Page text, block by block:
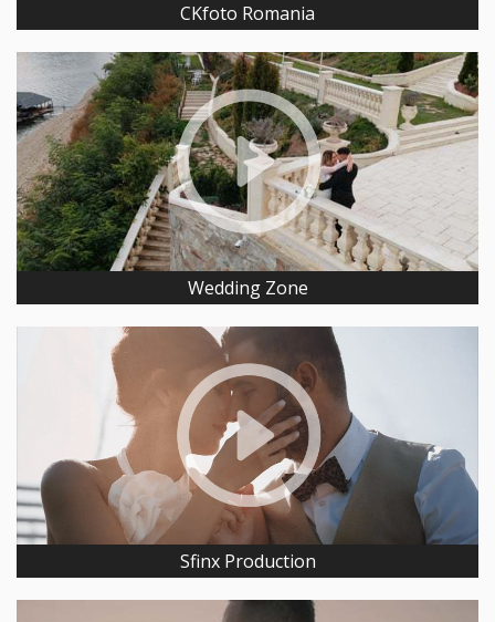
CKfoto Romania
Wedding Zone
Sfinx Production